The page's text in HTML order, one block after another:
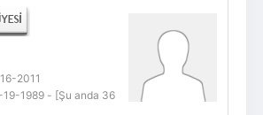
2011
19-1989 - [Şu anda 36